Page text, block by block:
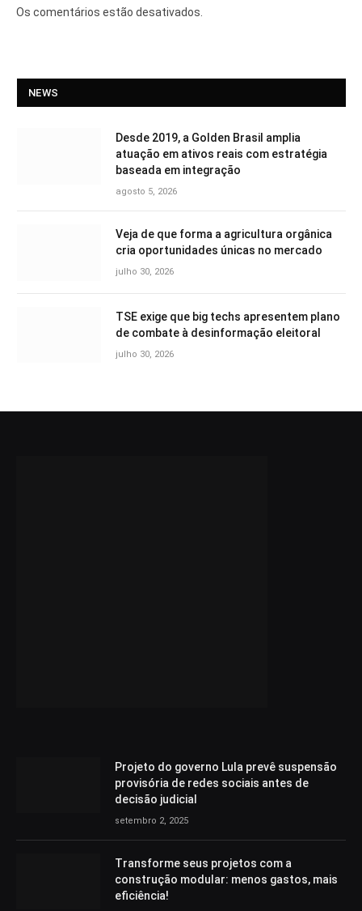
Os comentários estão desativados.
NEWS
Desde 2019, a Golden Brasil amplia
atuação em ativos reais com estratégia
baseada em integração
agosto 5, 2026
Veja de que forma a agricultura orgânica
cria oportunidades únicas no mercado
julho 30, 2026
TSE exige que big techs apresentem plano
de combate à desinformação eleitoral
julho 30, 2026
Projeto do governo Lula prevê suspensão
provisória de redes sociais antes de
decisão judicial
setembro 2, 2025
Transforme seus projetos com a
construção modular: menos gastos, mais
eficiência!